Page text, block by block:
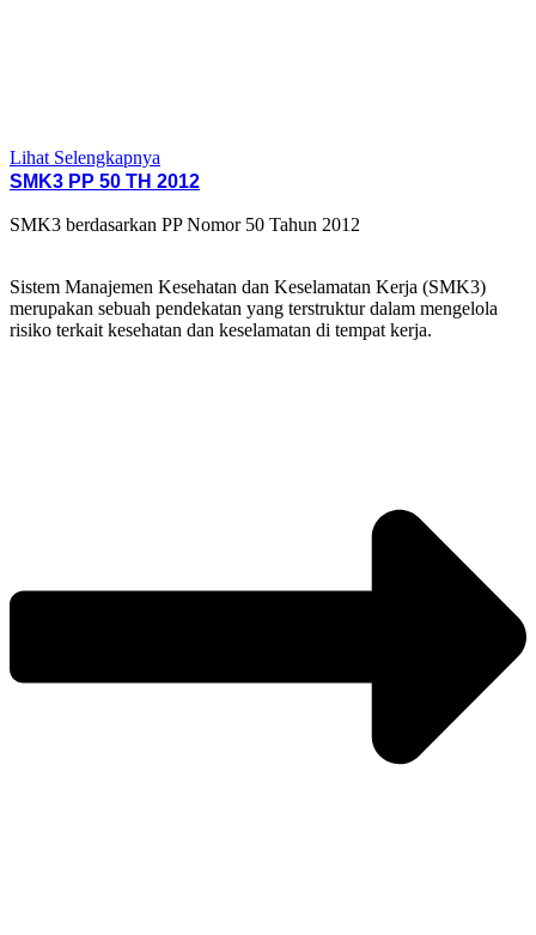
Lihat Selengkapnya
SMK3 PP 50 TH 2012
SMK3 berdasarkan PP Nomor 50 Tahun 2012
Sistem Manajemen Kesehatan dan Keselamatan Kerja (SMK3)
merupakan sebuah pendekatan yang terstruktur dalam mengelola
risiko terkait kesehatan dan keselamatan di tempat kerja.